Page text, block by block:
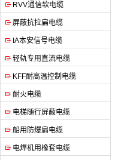
RVV通信软电缆
屏蔽抗拉扁电缆
IA本安信号电缆
轻轨专用直流电缆
KFF耐高温控制电缆
耐火电缆
电梯随行屏蔽电缆
船用防爆扁电缆
电焊机用橡套电缆